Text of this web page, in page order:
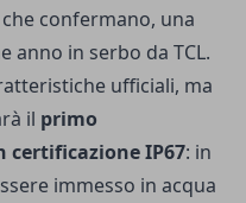
confermano, una
anno in serbo da TCL.
ufficiali, ma
il primo
certificazione IP67: in
immesso in acqua